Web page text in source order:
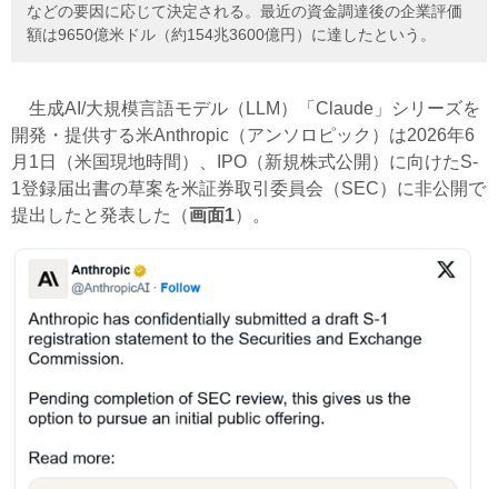
などの要因に応じて決定される。最近の資金調達後の企業評価
額は9650億米ドル（約154兆3600億円）に達したという。
生成AI/大規模言語モデル（LLM）「Claude」シリーズを
開発・提供する米Anthropic（アンソロピック）は2026年6
月1日（米国現地時間）、IPO（新規株式公開）に向けたS-
1登録届出書の草案を米証券取引委員会（SEC）に非公開で
提出したと発表した（画面1）。